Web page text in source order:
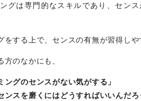
グは専門的なスキルであり、セン
をする上で、センスの有無が習得しや
のなかにも、
ングのセンスがない気がする」
ンスを磨くにはどうすればいいんだろ